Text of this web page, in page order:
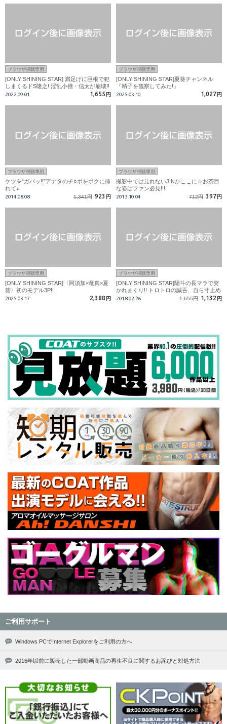
ブラウザ視聴専用
[ONLY SHINING STAR] 満足げに巨根で犯
しまくるドS隆之! 淫乱小僧・信太が崩壊!!
2022.09.01 1,655 円
ブラウザ視聴専用
[ONLY SHINING STAR]夏葵チャンネル
『精子を観察してみた!』
2025.03.10 1,027 円
ブラウザ視聴専用
ケツを“ガバッ!!”アナタのチ○ポをボクに挿
れて♪
2014.08.08 1,341円 923 円
ブラウザ視聴専用
撮影中では見れないJINがここに☆お茶目
な姿はファン必見!!!
2013.10.04 712円 397 円
ブラウザ視聴専用
[ONLY SHINING STAR]〈阿須加×竜真×夏
葵〉初のモデル3P!!
2025.03.17 2,388 円
ブラウザ視聴専用
[ONLY SHINING STAR]陽斗の長マラで突
かれまくり!! トロトロの誠吾、自ら寸止め
の理由は??
2018.02.26 1,655円 1,132 円
ご利用サポート
Windows PCでInternet Explorerをご利用の方へ
2016年以前に販売した一部動画商品の再生不良に関するお詫びと対処方法